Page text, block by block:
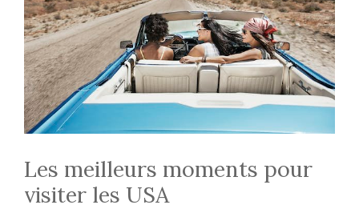
Les meilleurs moments pour
visiter les USA